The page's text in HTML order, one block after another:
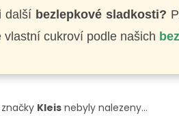
dalšíbezlepkové sladkosti?
vlastní cukroví podle našich
Kleis nebyly nalezeny...